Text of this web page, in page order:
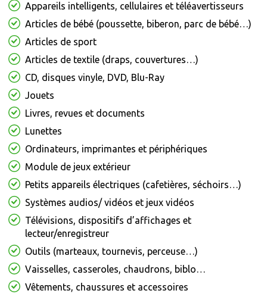
Appareils intelligents, cellulaires et téléavertisseurs
Articles de bébé (poussette, biberon, parc de bébé…)
Articles de sport
Articles de textile (draps, couvertures…)
CD, disques vinyle, DVD, Blu-Ray
Jouets
Livres, revues et documents
Lunettes
Ordinateurs, imprimantes et périphériques
Module de jeux extérieur
Petits appareils électriques (cafetières, séchoirs…)
Systèmes audios/ vidéos et jeux vidéos
Télévisions, dispositifs d’affichages et
lecteur/enregistreur
Outils (marteaux, tournevis, perceuse…)
Vaisselles, casseroles, chaudrons, biblo…
Vêtements, chaussures et accessoires